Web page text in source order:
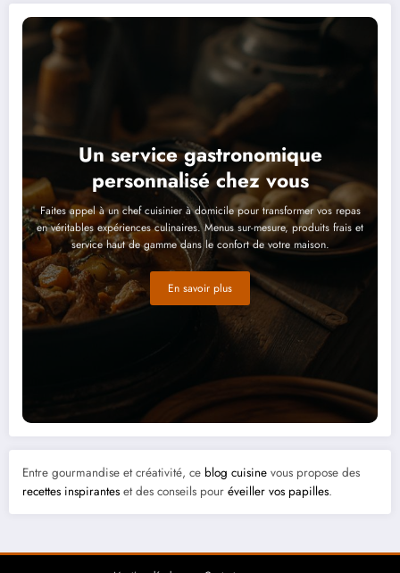
Un service gastronomique
personnalisé chez vous
Faites appel à un chef cuisinier à domicile pour transformer vos repas
en véritables expériences culinaires. Menus sur-mesure, produits frais et
service haut de gamme dans le confort de votre maison.
En savoir plus
Entre gourmandise et créativité, ce blog cuisine vous propose des
recettes inspirantes et des conseils pour éveiller vos papilles.